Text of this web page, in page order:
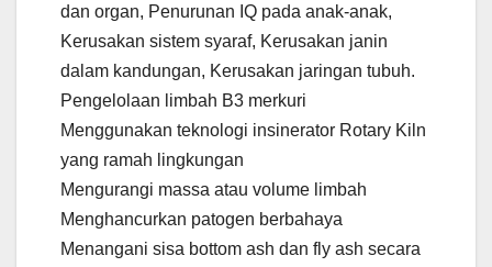
dan organ, Penurunan IQ pada anak-anak,
Kerusakan sistem syaraf, Kerusakan janin
dalam kandungan, Kerusakan jaringan tubuh.
Pengelolaan limbah B3 merkuri
Menggunakan teknologi insinerator Rotary Kiln
yang ramah lingkungan
Mengurangi massa atau volume limbah
Menghancurkan patogen berbahaya
Menangani sisa bottom ash dan fly ash secara